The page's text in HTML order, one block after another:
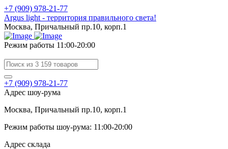
+7 (909) 978-21-77
Argus light - территория правильного света!
Москва, Причальный пр.10, корп.1
Режим работы 11:00-20:00
+7 (909) 978-21-77
Адрес шоу-рума
Москва, Причальный пр.10, корп.1
Режим работы шоу-рума: 11:00-20:00
Адрес склада